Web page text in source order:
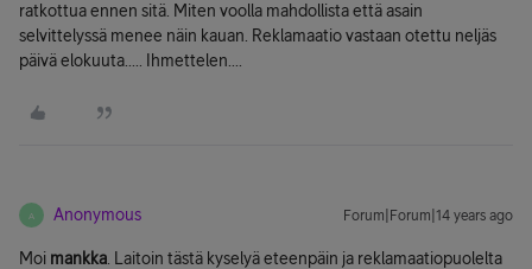
ratkottua ennen sitä. Miten voolla mahdollista että asain
selvittelyssä menee näin kauan. Reklamaatio vastaan otettu neljäs
päivä elokuuta..... Ihmettelen....
A Anonymous Forum|Forum|14 years ago
Moi mankka . Laitoin tästä kyselyä eteenpäin ja reklamaatiopuolelta